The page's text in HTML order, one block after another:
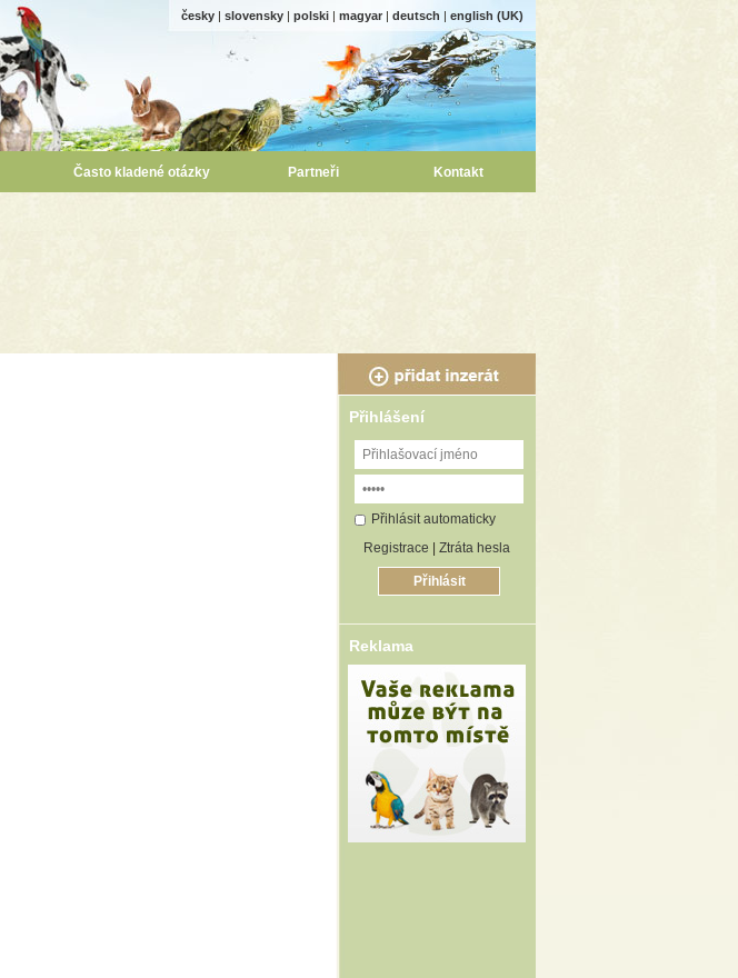
česky | slovensky | polski | magyar | deutsch | english (UK)
Často kladené otázky Partneři Kontakt
Přihlášení
Přihlásit automaticky
Registrace
Ztráta hesla
Reklama